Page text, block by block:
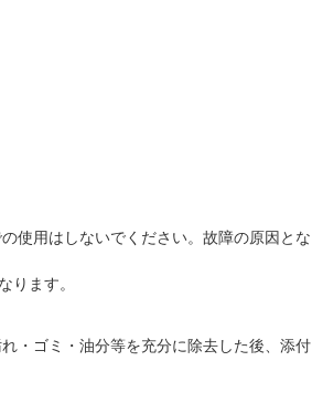
使用はしないでください。故障の原因とな
ります。
・ゴミ・油分等を充分に除去した後、添付